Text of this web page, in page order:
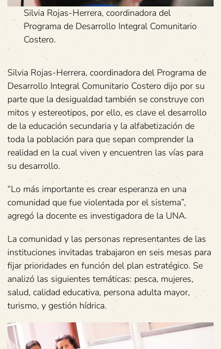
Silvia Rojas-Herrera, coordinadora del
Programa de Desarrollo Integral Comunitario
Costero.
Silvia Rojas-Herrera, coordinadora del Programa de
Desarrollo Integral Comunitario Costero dijo por su
parte que la desigualdad también se construye con
mitos y estereotipos, por ello, es clave el desarrollo
de la educación secundaria y la alfabetización de
toda la población para que sepan comprender la
realidad en la cual viven y encuentren las vías para
su desarrollo.
“Lo más importante es crear esperanza en una
comunidad que fue violentada por el sistema”,
agregó la docente es investigadora de la UNA.
La comunidad y las personas representantes de las
instituciones invitadas trabajaron en seis mesas para
fijar prioridades en función del plan estratégico. Se
analizó las siguientes temáticas: pesca, mujeres,
salud, calidad educativa, persona adulta mayor,
turismo, y gestión hídrica.